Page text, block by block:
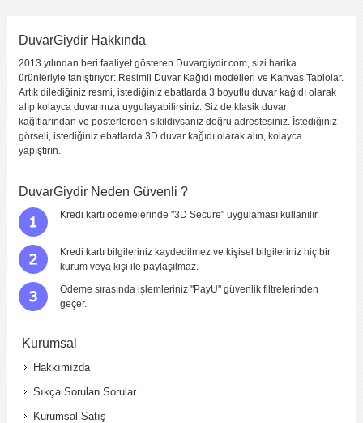
DuvarGiydir Hakkında
2013 yılından beri faaliyet gösteren Duvargiydir.com, sizi harika
ürünleriyle tanıştırıyor: Resimli Duvar Kağıdı modelleri ve Kanvas Tablolar.
Artık dilediğiniz resmi, istediğiniz ebatlarda 3 boyutlu duvar kağıdı olarak
alıp kolayca duvarınıza uygulayabilirsiniz. Siz de klasik duvar
kağıtlarından ve posterlerden sıkıldıysanız doğru adrestesiniz. İstediğiniz
görseli, istediğiniz ebatlarda 3D duvar kağıdı olarak alın, kolayca
yapıştırın.
DuvarGiydir Neden Güvenli ?
Kredi kartı ödemelerinde "3D Secure" uygulaması kullanılır.
Kredi kartı bilgileriniz kaydedilmez ve kişisel bilgileriniz hiç bir
kurum veya kişi ile paylaşılmaz.
Ödeme sırasında işlemleriniz "PayU" güvenlik filtrelerinden
geçer.
Kurumsal
Hakkımızda
Sıkça Sorulan Sorular
Kurumsal Satış